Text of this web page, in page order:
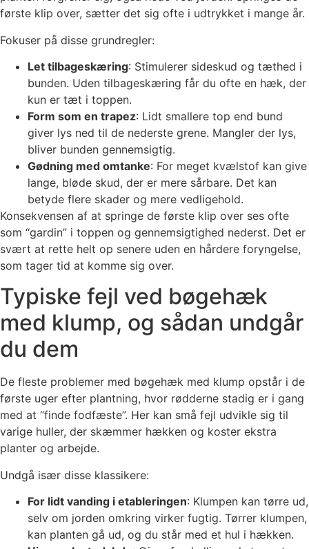
første klip over, sætter det sig ofte i udtrykket i mange år.
Fokuser på disse grundregler:
Let tilbageskæring: Stimulerer sideskud og tæthed i
bunden. Uden tilbageskæring får du ofte en hæk, der
kun er tæt i toppen.
Form som en trapez: Lidt smallere top end bund
giver lys ned til de nederste grene. Mangler der lys,
bliver bunden gennemsigtig.
Gødning med omtanke: For meget kvælstof kan give
lange, bløde skud, der er mere sårbare. Det kan
betyde flere skader og mere vedligehold.
Konsekvensen af at springe de første klip over ses ofte
som “gardin” i toppen og gennemsigtighed nederst. Det er
svært at rette helt op senere uden en hårdere foryngelse,
som tager tid at komme sig over.
Typiske fejl ved bøgehæk
med klump, og sådan undgår
du dem
De fleste problemer med bøgehæk med klump opstår i de
første uger efter plantning, hvor rødderne stadig er i gang
med at “finde fodfæste”. Her kan små fejl udvikle sig til
varige huller, der skæmmer hækken og koster ekstra
planter og arbejde.
Undgå især disse klassikere:
For lidt vanding i etableringen: Klumpen kan tørre ud,
selv om jorden omkring virker fugtig. Tørrer klumpen,
kan planten gå ud, og du står med et hul i hækken.